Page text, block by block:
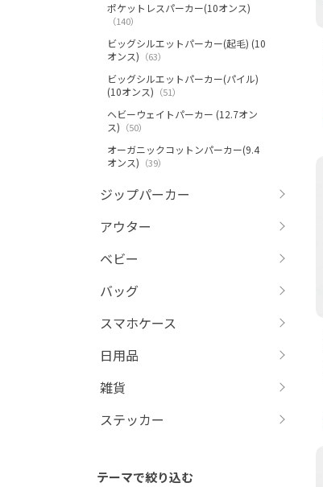
ポケットレスパーカー(10オンス)
（140）
ビッグシルエットパーカー(起毛) (10
オンス) （63）
ビッグシルエットパーカー(パイル)
(10オンス) （51）
ヘビーウェイトパーカー (12.7オン
ス) （50）
オーガニックコットンパーカー(9.4
オンス) （39）
ジップパーカー
アウター
ベビー
バッグ
スマホケース
日用品
雑貨
ステッカー
テーマで絞り込む